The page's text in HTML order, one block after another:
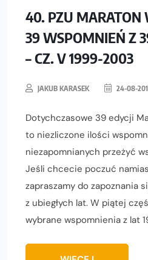
40. PZU MARATON
39 WSPOMNIEŃ Z
– CZ. V 1999-2003
JAKUB KARASEK 24-08-
Dotychczasowe 39 edycji
to niezliczone ilości
niezapomnianych przeżyć
Jeśli chcecie poczuć
zapraszamy do zapoznania
z ubiegłych lat. W piątej
wybrane wspomnienia z lat